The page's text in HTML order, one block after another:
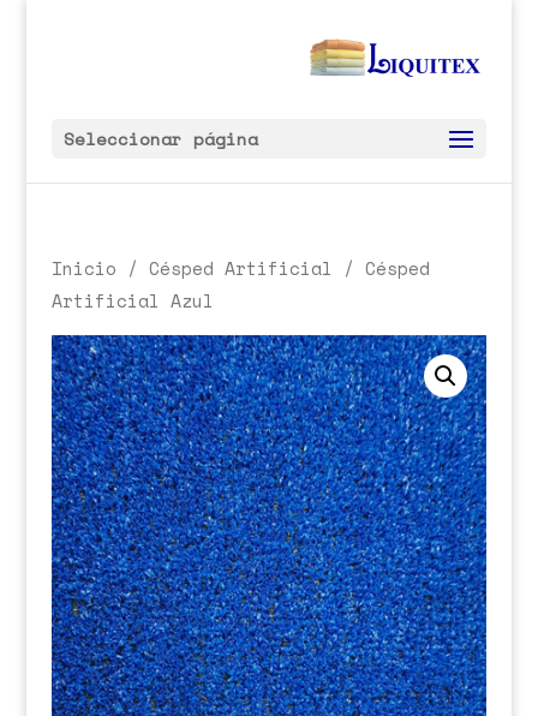
Seleccionar página
Inicio / Césped Artificial / Césped
Artificial Azul